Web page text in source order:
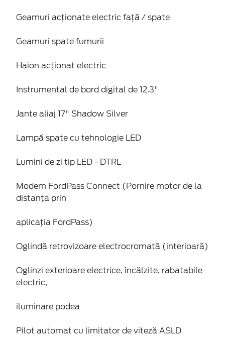
Geamuri acţionate electric faţă / spate
Geamuri spate fumurii
Haion acţionat electric
Instrumental de bord digital de 12.3"
Jante aliaj 17" Shadow Silver
Lampă spate cu tehnologie LED
Lumini de zi tip LED - DTRL
Modem FordPass Connect (Pornire motor de la
distanța prin
aplicația FordPass)
Oglindă retrovizoare electrocromată (interioară)
Oglinzi exterioare electrice, încălzite, rabatabile
electric,
iluminare podea
Pilot automat cu limitator de viteză ASLD